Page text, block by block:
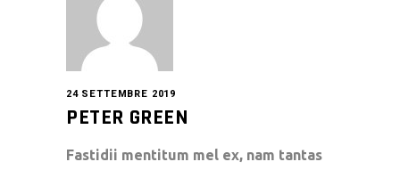
24 SETTEMBRE 2019
PETER GREEN
Fastidii mentitum mel ex, nam tantas